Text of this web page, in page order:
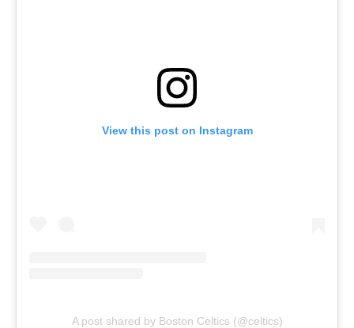
View this post on Instagram
A post shared by Boston Celtics (@celtics)